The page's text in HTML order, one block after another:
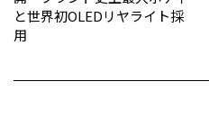
と世界初OLEDリヤライト採
用